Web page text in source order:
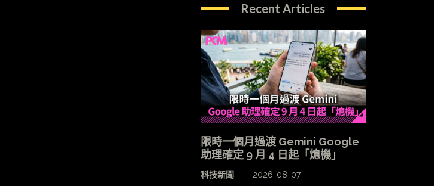
Recent Articles
限時一個月過渡 Gemini Google
助理確定 9 月 4 日起「熄機」
科技新聞 2026-08-07